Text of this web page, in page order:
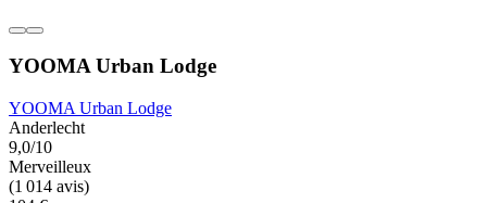
YOOMA Urban Lodge
YOOMA Urban Lodge
Anderlecht
9,0/10
Merveilleux
(1 014 avis)